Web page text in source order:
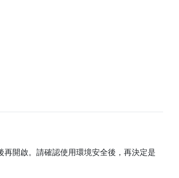
開啟。請確認使用環境安全後，再決定是